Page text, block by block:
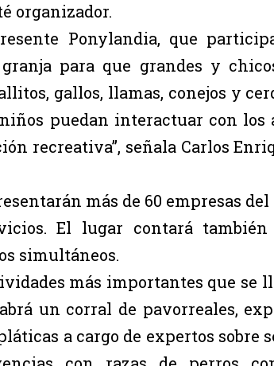
organizador.
Ponylandia, que
para que grandes y
gallos, llamas, conejos y
puedan interactuar con los
recreativa”, señala Carlos
más de 60 empresas
El lugar contará
simultáneos.
más importantes que se
un corral de pavorreales,
a cargo de expertos sobre